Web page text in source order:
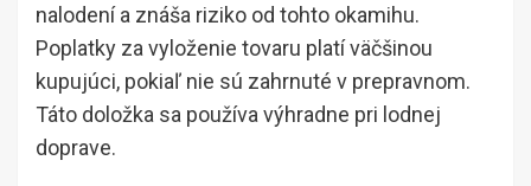
nalodení a znáša riziko od tohto okamihu.
Poplatky za vyloženie tovaru platí väčšinou
kupujúci, pokiaľ nie sú zahrnuté v prepravnom.
Táto doložka sa používa výhradne pri lodnej
doprave.